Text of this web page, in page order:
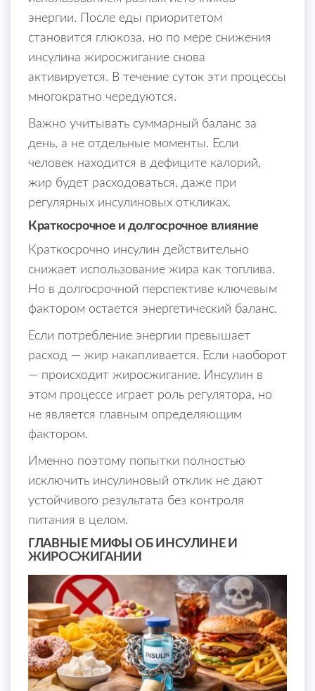
энергии. После еды приоритетом
становится глюкоза, но по мере снижения
инсулина жиросжигание снова
активируется. В течение суток эти процессы
многократно чередуются.
Важно учитывать суммарный баланс за
день, а не отдельные моменты. Если
человек находится в дефиците калорий,
жир будет расходоваться, даже при
регулярных инсулиновых откликах.
Краткосрочное и долгосрочное влияние
Краткосрочно инсулин действительно
снижает использование жира как топлива.
Но в долгосрочной перспективе ключевым
фактором остается энергетический баланс.
Если потребление энергии превышает
расход — жир накапливается. Если наоборот
— происходит жиросжигание. Инсулин в
этом процессе играет роль регулятора, но
не является главным определяющим
фактором.
Именно поэтому попытки полностью
исключить инсулиновый отклик не дают
устойчивого результата без контроля
питания в целом.
ГЛАВНЫЕ МИФЫ ОБ ИНСУЛИНЕ И
ЖИРОСЖИГАНИИ